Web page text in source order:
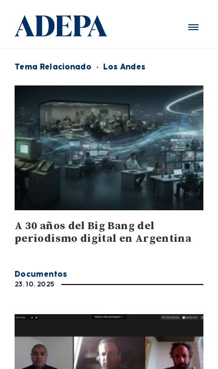
Tema Relacionado · Los Andes
A 30 años del Big Bang del
periodismo digital en Argentina
Documentos
23. 10. 2025